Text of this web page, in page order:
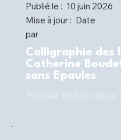
Publié le : 10 juin 2026
Mise à jour : Date
par
Calligraphie des
Catherine
sans Epaules